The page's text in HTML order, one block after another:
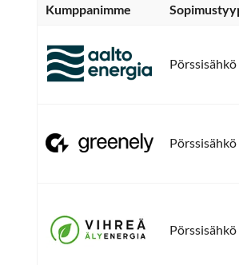
Kumppanimme
Pörssisähkö
Pörssisähkö
Pörssisähkö